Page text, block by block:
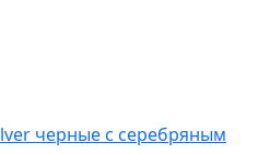
черные с серебряным